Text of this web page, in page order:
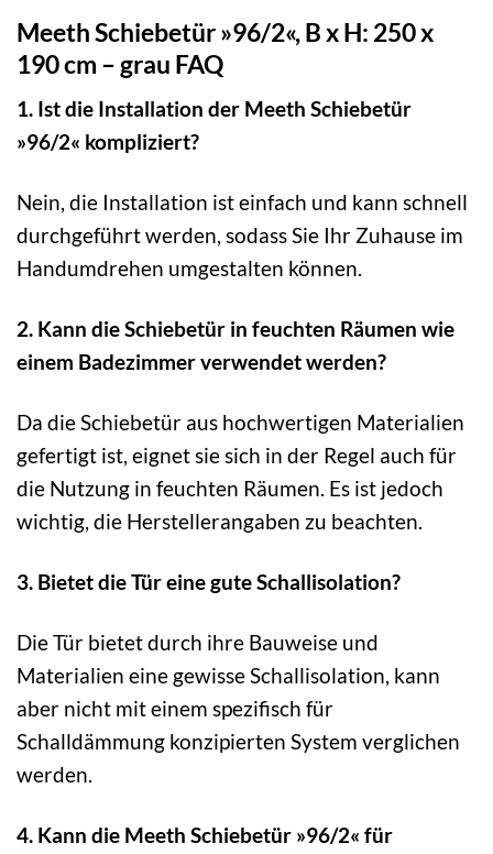
Meeth Schiebetür »96/2«, B x H: 250 x
190 cm – grau FAQ
1. Ist die Installation der Meeth Schiebetür
»96/2« kompliziert?
Nein, die Installation ist einfach und kann schnell
durchgeführt werden, sodass Sie Ihr Zuhause im
Handumdrehen umgestalten können.
2. Kann die Schiebetür in feuchten Räumen wie
einem Badezimmer verwendet werden?
Da die Schiebetür aus hochwertigen Materialien
gefertigt ist, eignet sie sich in der Regel auch für
die Nutzung in feuchten Räumen. Es ist jedoch
wichtig, die Herstellerangaben zu beachten.
3. Bietet die Tür eine gute Schallisolation?
Die Tür bietet durch ihre Bauweise und
Materialien eine gewisse Schallisolation, kann
aber nicht mit einem spezifisch für
Schalldämmung konzipierten System verglichen
werden.
4. Kann die Meeth Schiebetür »96/2« für